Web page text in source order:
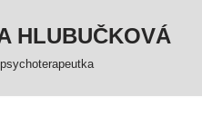
HLUBUČKOVÁ